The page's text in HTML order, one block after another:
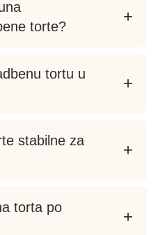
torte?
+
tortu u
+
stabilne za
+
torta po
+